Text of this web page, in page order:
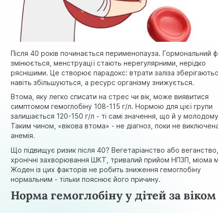
Після 40 років починається перименопауза. Гормональний
змінюється, менструації стають нерегулярними, нерідко
ряснішими. Це створює парадокс: втрати заліза
навіть збільшуються, а ресурс організму знижується.
Втома, яку легко списати на стрес чи вік, може виявитися
симптомом гемоглобіну 108-115 г/л. Нормою для цієї групи
залишається 120-150 г/л - ті самі значення, що й у молодому
Таким чином, «вікова втома» - не діагноз, поки не
анемія.
Що підвищує ризик після 40? Вегетаріанство або
хронічні захворювання ШКТ, тривалий прийом НПЗП, міома
Жоден із цих факторів не робить зниження гемоглобіну
нормальним - тільки пояснює його причину.
Норма гемоглобіну у дітей за віком